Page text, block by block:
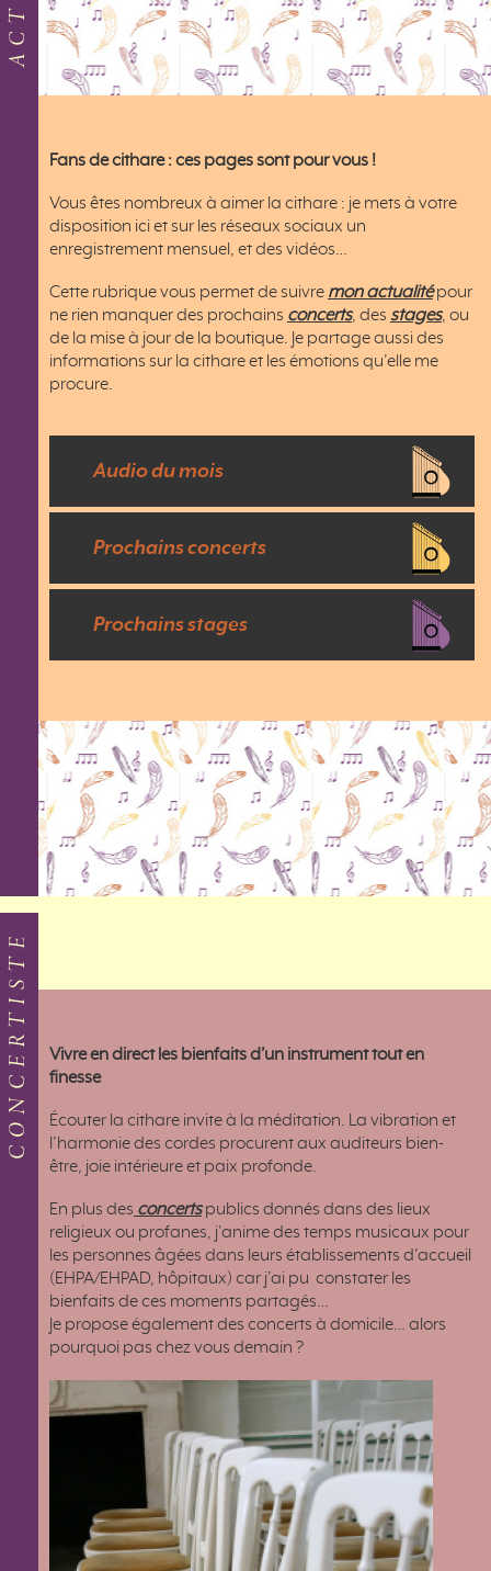
Fans de cithare : ces pages sont pour vous !
Vous êtes nombreux à aimer la cithare : je mets à votre
disposition ici et sur les réseaux sociaux un
enregistrement mensuel, et des vidéos…
Cette rubrique vous permet de suivre mon actualitépour
ne rien manquer des prochains concerts, des stages, ou
de la mise à jour de la boutique. Je partage aussi des
informations sur la cithare et les émotions qu’elle me
procure.
Audio du mois
Prochains concerts
Prochains stages
CONCERTISTE
Vivre en direct les bienfaits d’un instrument tout en
finesse
Écouter la cithare invite à la méditation. La vibration et
l’harmonie des cordes procurent aux auditeurs bien-
être, joie intérieure et paix profonde.
En plus des concertspublics donnés dans des lieux
religieux ou profanes, j’anime des temps musicaux pour
les personnes âgées dans leurs établissements d’accueil
(EHPA/EHPAD, hôpitaux) car j’ai pu constater les
bienfaits de ces moments partagés…
Je propose également des concerts à domicile… alors
pourquoi pas chez vous demain ?